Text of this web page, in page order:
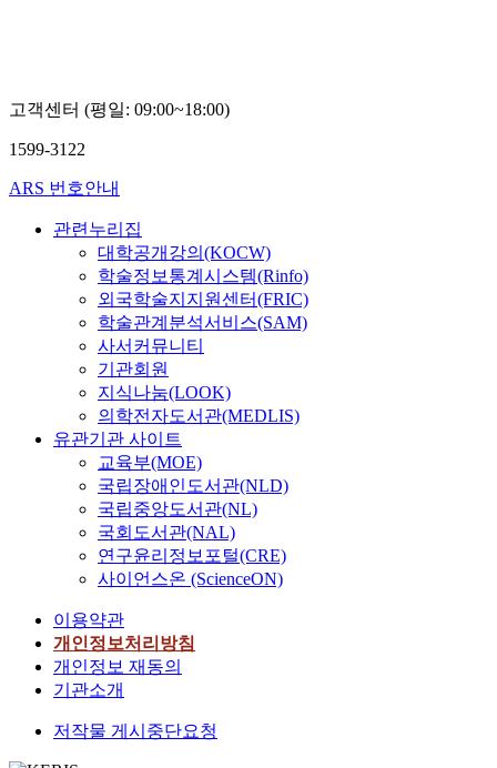
고객센터 (평일: 09:00~18:00)
1599-3122
ARS 번호안내
관련누리집
대학공개강의(KOCW)
학술정보통계시스템(Rinfo)
외국학술지지원센터(FRIC)
학술관계분석서비스(SAM)
사서커뮤니티
기관회원
지식나눔(LOOK)
의학전자도서관(MEDLIS)
유관기관 사이트
교육부(MOE)
국립장애인도서관(NLD)
국립중앙도서관(NL)
국회도서관(NAL)
연구윤리정보포털(CRE)
사이언스온 (ScienceON)
이용약관
개인정보처리방침
개인정보 재동의
기관소개
저작물 게시중단요청